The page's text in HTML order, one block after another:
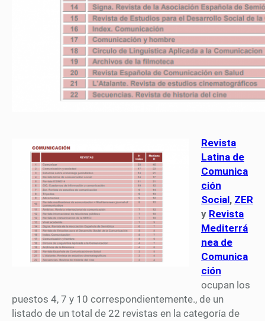
Revista
Latina de
Comunica
ción
Social, ZER
y Revista
Mediterrá
nea de
Comunica
ción
ocupan los
puestos 4, 7 y 10 correspondientemente., de un
listado de un total de 22 revistas en la categoría de